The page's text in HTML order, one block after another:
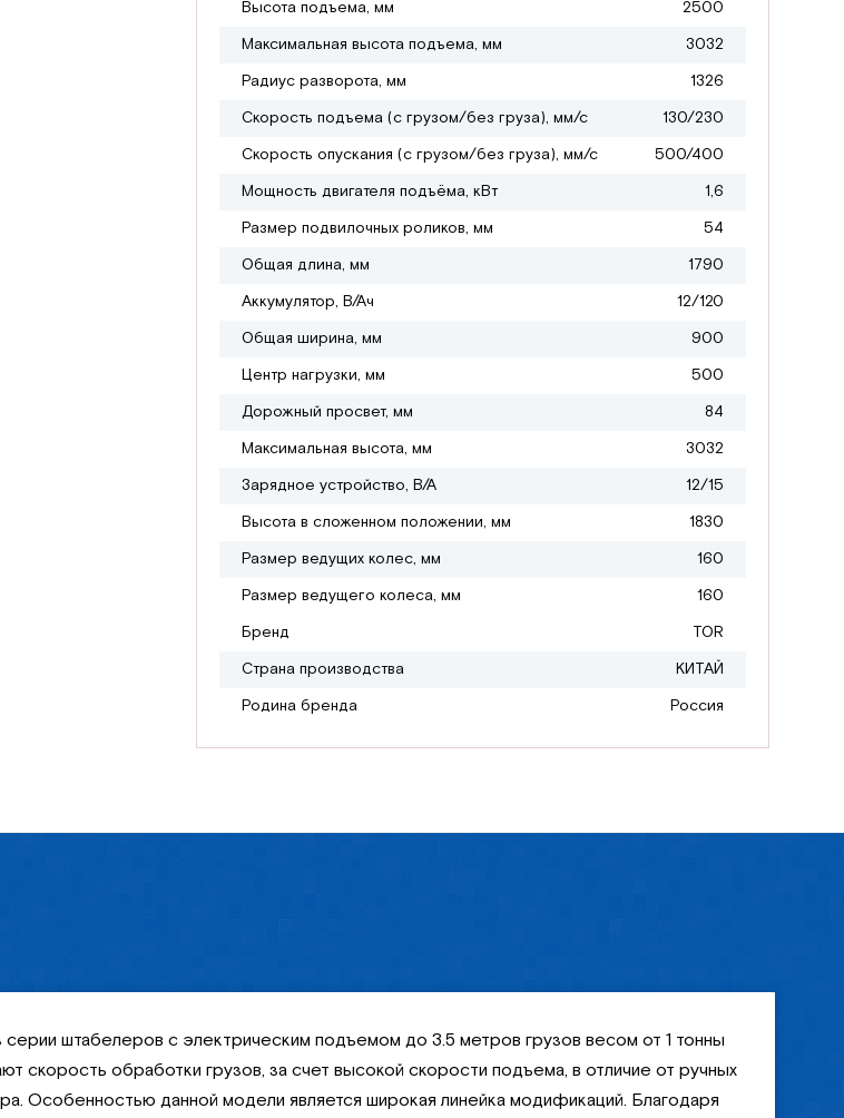
Высота подъема, мм
2500
Максимальная высота подъема, мм
3032
Радиус разворота, мм
1326
Скорость подъема (с грузом/без груза), мм/с
130/230
Скорость опускания (с грузом/без груза), мм/с
500/400
Мощность двигателя подъёма, кВт
1,6
Размер подвилочных роликов, мм
54
Общая длина, мм
1790
Аккумулятор, В/Ач
12/120
Общая ширина, мм
900
Центр нагрузки, мм
500
Дорожный просвет, мм
84
Максимальная высота, мм
3032
Зарядное устройство, В/А
12/15
Высота в сложенном положении, мм
1830
Размер ведущих колес, мм
160
Размер ведущего колеса, мм
160
Бренд
TOR
Страна производства
КИТАЙ
Родина бренда
Россия
штабелеров с электрическим подъемом до 3.5 метров грузов весом от 1 тонны
скорость обработки грузов, за счет высокой скорости подъема, в отличие от ручных
Особенностью данной модели является широкая линейка модификаций. Благодаря